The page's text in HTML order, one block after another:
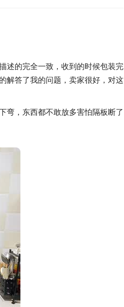
述的完全一致，收到的时候包装完
解答了我的问题，卖家很好，对这
弯，东西都不敢放多害怕隔板断了